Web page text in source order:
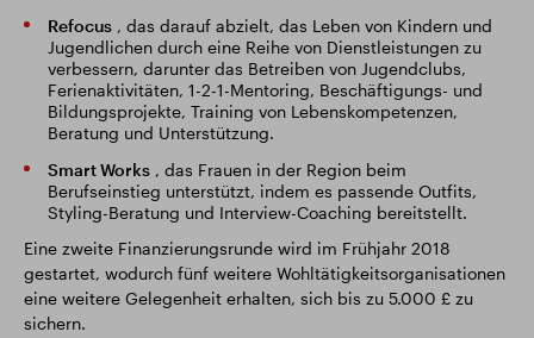
Refocus , das darauf abzielt, das Leben von Kindern und
Jugendlichen durch eine Reihe von Dienstleistungen zu
verbessern, darunter das Betreiben von Jugendclubs,
Ferienaktivitäten, 1-2-1-Mentoring, Beschäftigungs- und
Bildungsprojekte, Training von Lebenskompetenzen,
Beratung und Unterstützung.
Smart Works , das Frauen in der Region beim
Berufseinstieg unterstützt, indem es passende Outfits,
Styling-Beratung und Interview-Coaching bereitstellt.
Eine zweite Finanzierungsrunde wird im Frühjahr 2018
gestartet, wodurch fünf weitere Wohltätigkeitsorganisationen
eine weitere Gelegenheit erhalten, sich bis zu 5.000 £ zu
sichern.